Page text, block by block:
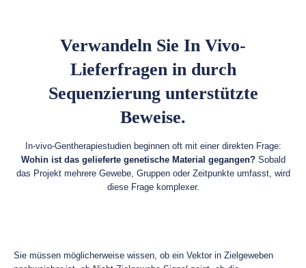
Verwandeln Sie In Vivo-
Lieferfragen in durch
Sequenzierung unterstützte
Beweise.
In-vivo-Gentherapiestudien beginnen oft mit einer direkten Frage:
Wohin ist das gelieferte genetische Material gegangen?Sobald
das Projekt mehrere Gewebe, Gruppen oder Zeitpunkte umfasst, wird
diese Frage komplexer.
Sie müssen möglicherweise wissen, ob ein Vektor in Zielgeweben